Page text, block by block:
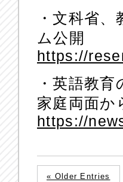
・文科省
ム公開
https://
・英語教
家庭両面か
https://
« Older Entries